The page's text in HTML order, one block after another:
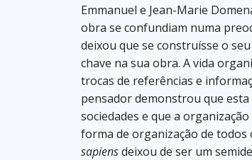
Emmanuel e Jean-Marie
obra se confundiam numa
deixou que se construísse o
chave na sua obra. A vida
trocas de referências e
pensador demonstrou que esta
sociedades e que a
forma de organização de todos
sapiensdeixou de ser um